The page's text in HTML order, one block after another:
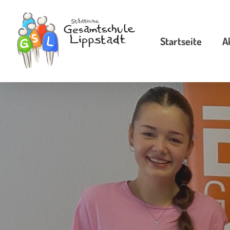
main
content
Startseite